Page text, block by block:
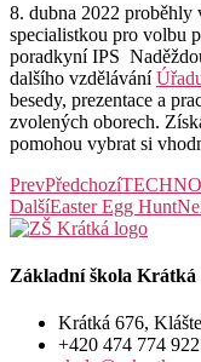
8. dubna 2022 proběhly
specialistkou pro volbu
poradkyní IPS
dalšího vzdělávání
besedy, prezentace a
zvolených oborech.
pomohou vybrat si
PrevPředchozí
DalšíEaster Egg Hunt
Základní škola Krátká
Krátká 676,
+420 474 774 922